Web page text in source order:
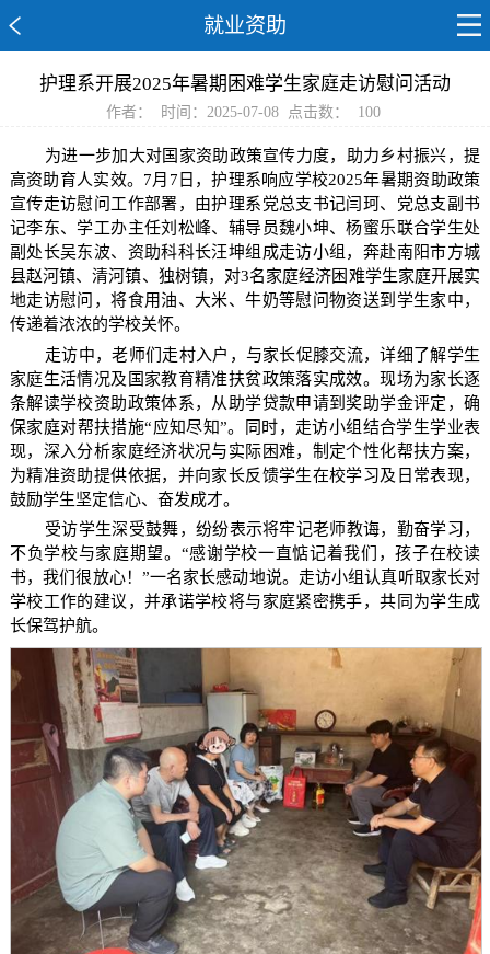
就业资助
护理系开展2025年暑期困难学生家庭走访慰问活动
作者： 时间：2025-07-08 点击数： 100
为进一步加大对国家资助政策宣传力度，助力乡村振兴，提
高资助育人实效。7月7日，护理系响应学校2025年暑期资助政策
宣传走访慰问工作部署，由护理系党总支书记闫珂、党总支副书
记李东、学工办主任刘松峰、辅导员魏小坤、杨蜜乐联合学生处
副处长吴东波、资助科科长汪坤组成走访小组，奔赴南阳市方城
县赵河镇、清河镇、独树镇，对3名家庭经济困难学生家庭开展实
地走访慰问，将食用油、大米、牛奶等慰问物资送到学生家中，
传递着浓浓的学校关怀。
走访中，老师们走村入户，与家长促膝交流，详细了解学生
家庭生活情况及国家教育精准扶贫政策落实成效。现场为家长逐
条解读学校资助政策体系，从助学贷款申请到奖助学金评定，确
保家庭对帮扶措施“应知尽知”。同时，走访小组结合学生学业表
现，深入分析家庭经济状况与实际困难，制定个性化帮扶方案，
为精准资助提供依据，并向家长反馈学生在校学习及日常表现，
鼓励学生坚定信心、奋发成才。
受访学生深受鼓舞，纷纷表示将牢记老师教诲，勤奋学习，
不负学校与家庭期望。“感谢学校一直惦记着我们，孩子在校读
书，我们很放心！”一名家长感动地说。走访小组认真听取家长对
学校工作的建议，并承诺学校将与家庭紧密携手，共同为学生成
长保驾护航。